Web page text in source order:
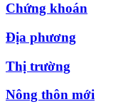
Chứng khoán
Địa phương
Thị trường
Nông thôn mới